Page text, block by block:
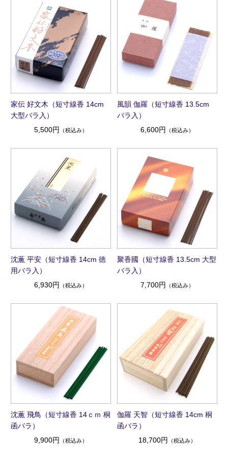
家伝 好文木（短寸線香 14cm
大型バラ入）
5,500円
（税込み）
風韻 伽羅（短寸線香 13.5cm
バラ入）
6,600円
（税込み）
沈薫 平安（短寸線香 14cm 徳
用バラ入）
6,930円
（税込み）
聚香國（短寸線香 13.5cm 大型
バラ入）
7,700円
（税込み）
沈薫 飛鳥（短寸線香 14ｃｍ 桐
函バラ）
9,900円
（税込み）
伽羅 天智（短寸線香 14cm 桐
函バラ）
18,700円
（税込み）